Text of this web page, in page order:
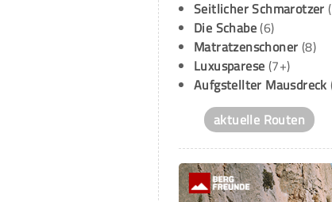
Seitlicher Schmarotzer
Die Schabe(6)
Matratzenschoner (8)
Luxusparese (7+)
Aufgstellter Mausdreck
aktuelle Routen